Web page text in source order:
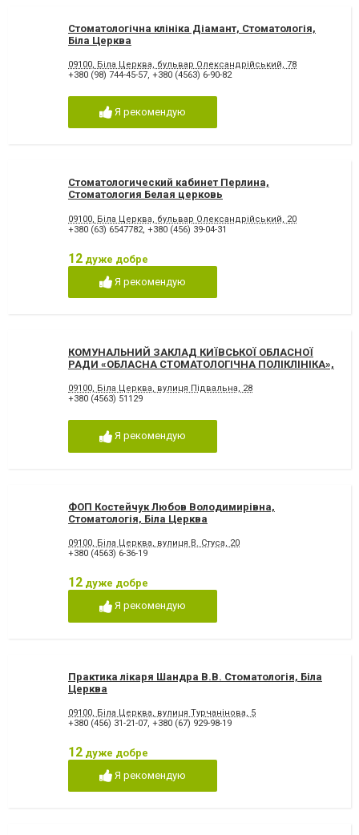
Стоматологічна клініка Діамант, Стоматологія,
Біла Церква
09100, Біла Церква, бульвар Олександрійський, 78
+380 (98) 744-45-57, +380 (4563) 6-90-82
Я рекомендую
Стоматологический кабинет Перлина,
Стоматология Белая церковь
09100, Біла Церква, бульвар Олександрійський, 20
+380 (63) 6547782, +380 (456) 39-04-31
12 дуже добре
Я рекомендую
КОМУНАЛЬНИЙ ЗАКЛАД КИЇВСЬКОЇ ОБЛАСНОЇ
РАДИ «ОБЛАСНА СТОМАТОЛОГІЧНА ПОЛІКЛІНІКА»,
09100, Біла Церква, вулиця Підвальна, 28
+380 (4563) 51129
Я рекомендую
ФОП Костейчук Любов Володимирівна,
Стоматологія, Біла Церква
09100, Біла Церква, вулиця В. Стуса, 20
+380 (4563) 6-36-19
12 дуже добре
Я рекомендую
Практика лікаря Шандра В.В. Стоматологія, Біла
Церква
09100, Біла Церква, вулиця Турчанінова, 5
+380 (456) 31-21-07, +380 (67) 929-98-19
12 дуже добре
Я рекомендую